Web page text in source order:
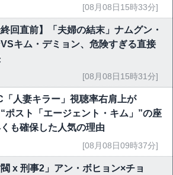
[08月08日15時33分]
終回直前】「夫婦の結末」ナムグン・
VSキム・デミョン、危険すぎる直接
[08月08日15時31分]
「人妻キラー」視聴率右肩上が
“ポスト「エージェント・キム」”の座
も確保した人気の理由
[08月08日09時37分]
閥 x 刑事2」アン・ボヒョン×チョ